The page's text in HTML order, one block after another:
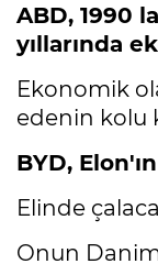
ABD, 1990
yıllarında
Ekonomik
edenin kolu
BYD,
Elinde
Onun